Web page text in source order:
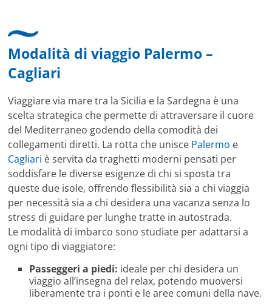
Modalità di viaggio Palermo –
Cagliari
Viaggiare via mare tra la Sicilia e la Sardegna è una
scelta strategica che permette di attraversare il cuore
del Mediterraneo godendo della comodità dei
collegamenti diretti. La rotta che unisce Palermo e
Cagliari è servita da traghetti moderni pensati per
soddisfare le diverse esigenze di chi si sposta tra
queste due isole, offrendo flessibilità sia a chi viaggia
per necessità sia a chi desidera una vacanza senza lo
stress di guidare per lunghe tratte in autostrada.
Le modalità di imbarco sono studiate per adattarsi a
ogni tipo di viaggiatore:
Passeggeri a piedi: ideale per chi desidera un
viaggio all’insegna del relax, potendo muoversi
liberamente tra i ponti e le aree comuni della nave.